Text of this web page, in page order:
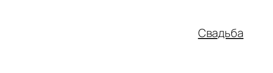
Свадьба